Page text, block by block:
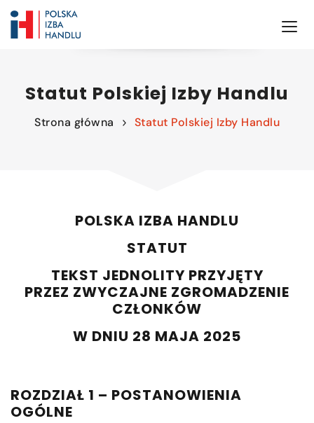
Statut Polskiej Izby Handlu
Strona główna Statut Polskiej Izby Handlu
POLSKA IZBA HANDLU
STATUT
TEKST JEDNOLITY PRZYJĘTY
PRZEZ ZWYCZAJNE ZGROMADZENIE
CZŁONKÓW
W DNIU 28 MAJA 2025
ROZDZIAŁ 1 – POSTANOWIENIA
OGÓLNE